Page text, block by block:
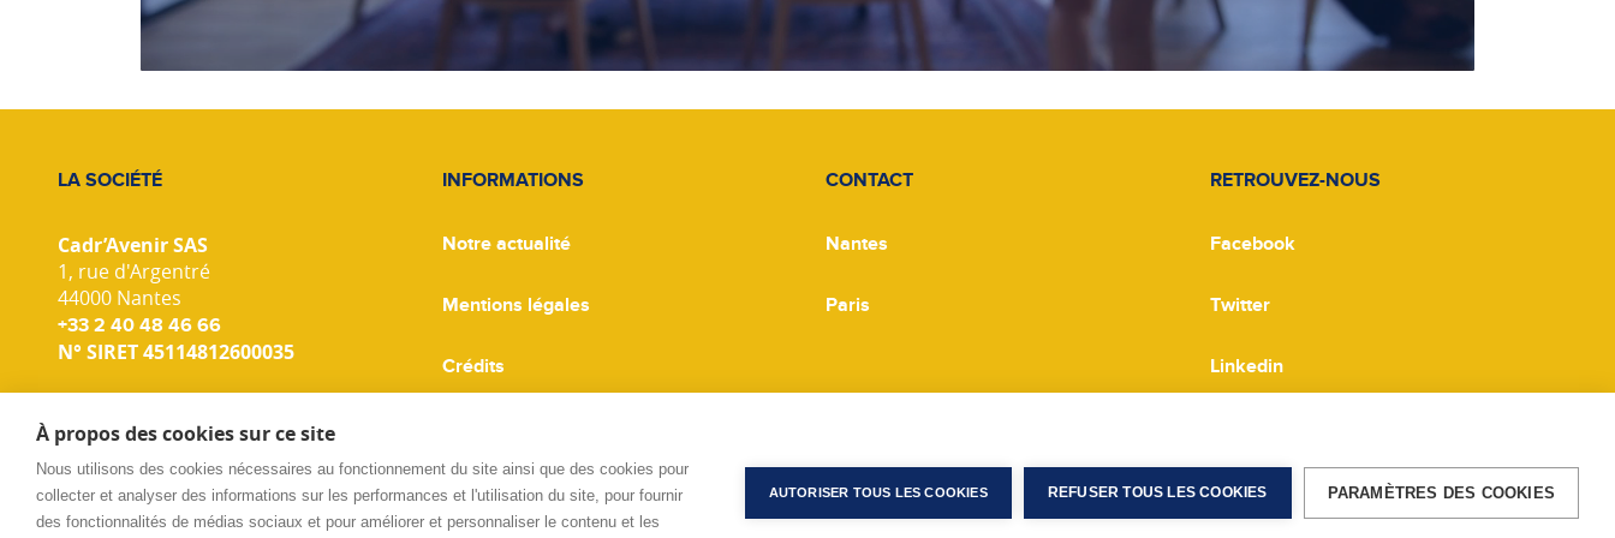
LA SOCIÉTÉ
Cadr’Avenir SAS
1, rue d'Argentré
44000 Nantes
+33 2 40 48 46 66
N° SIRET 45114812600035
INFORMATIONS
Notre actualité
Mentions légales
Crédits
CONTACT
Nantes
Paris
RETROUVEZ-NOUS
Facebook
Twitter
Linkedin
À propos des cookies sur ce site
Nous utilisons des cookies nécessaires au fonctionnement du site ainsi que des cookies pour
collecter et analyser des informations sur les performances et l'utilisation du site, pour fournir
des fonctionnalités de médias sociaux et pour améliorer et personnaliser le contenu et les
AUTORISER TOUS LES COOKIES REFUSER TOUS LES COOKIES PARAMÈTRES DES COOKIES